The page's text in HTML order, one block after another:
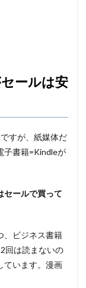
ールは安
すが、紙媒体だ
子書籍=Kindleが
セールで買って
、ビジネス書籍
回は読まないの
ています。漫画